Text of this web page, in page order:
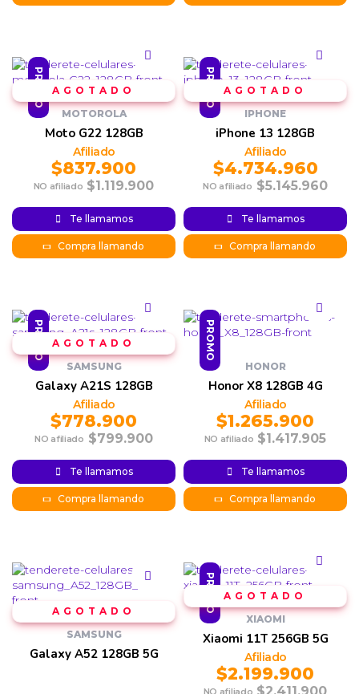
PROMO
MOTOROLA
Moto G22 128GB
$1.119.900
Original
was:
$837.900
Current
price is:
Te llamamos
Compra llamando
PROMO
IPHONE
iPhone 13 128GB
$5.145.960
Original
price was:
$5.145.960.
$4.734.960
Current
price is:
$4.734.960.
Te llamamos
Compra llamando
PROMO
SAMSUNG
Galaxy A21S 128GB
$799.900
Original
price
was:
$778.900
Current
price is:
Te llamamos
Compra llamando
PROMO
HONOR
Honor X8 128GB 4G
$1.417.905
Original
price was:
$1.417.905.
$1.265.900
Current
price is:
$1.265.900.
Te llamamos
Compra llamando
SAMSUNG
Galaxy A52 128GB 5G
PROMO
XIAOMI
Xiaomi 11T 256GB 5G
$2.199.900